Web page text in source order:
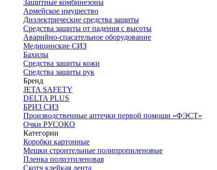
Защитные комбинезоны
Армейское имущество
Диэлектрические средства защиты
Средства защиты от падения с высоты
Аварийно-спасательное оборудование
Медицинские СИЗ
Бахилы
Средства защиты кожи
Средства защиты рук
Бренд
JETA SAFETY
DELTA PLUS
БРИЗ СИЗ
Производственные аптечки первой помощи «ФЭСТ»
Очки РУСОКО
Категории
Коробки картонные
Мешки строительные полипропиленовые
Пленка полиэтиленовая
Скотч клейкая лента